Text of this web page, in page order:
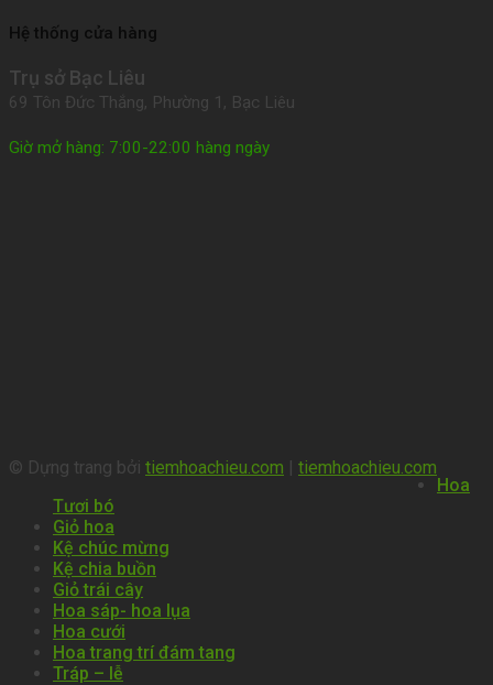
Hệ thống cửa hàng
Trụ sở Bạc Liêu
69 Tôn Đức Thắng, Phường 1, Bạc Liêu
Giờ mở hàng: 7:00-22:00 hàng ngày
© Dựng trang bởi tiemhoachieu.com | tiemhoachieu.com
Hoa
Tươi bó
Giỏ hoa
Kệ chúc mừng
Kệ chia buồn
Giỏ trái cây
Hoa sáp- hoa lụa
Hoa cưới
Hoa trang trí đám tang
Tráp – lễ